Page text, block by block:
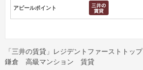
アピールポイント
「三井の賃貸」レジデントファーストトップ
鎌倉 高級マンション 賃貸